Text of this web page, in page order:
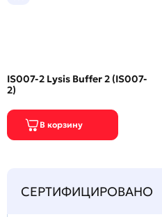
IS007-2 Lysis Buffer 2 (IS007-
2)
СЕРТИФИЦИРОВАНО